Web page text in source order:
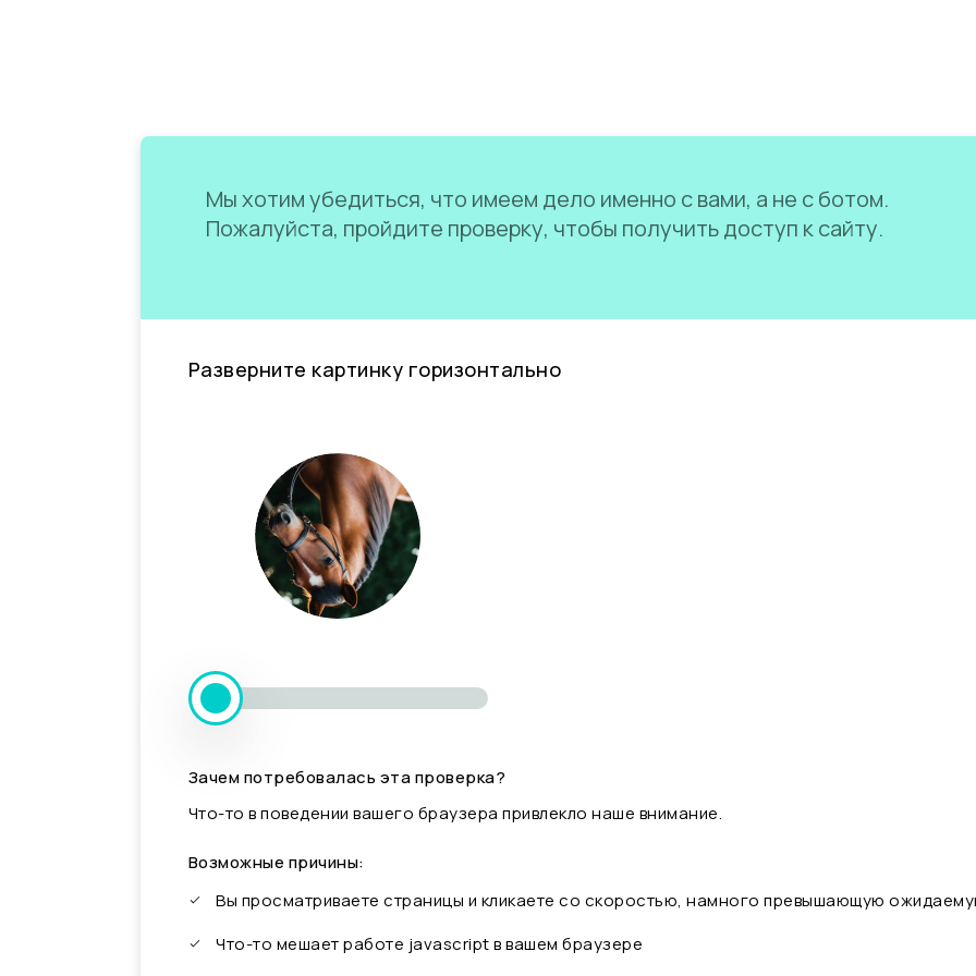
Мы хотим убедиться, что имеем дело именно с вами, а не с ботом.
Пожалуйста, пройдите проверку, чтобы получить доступ к сайту.
Разверните картинку горизонтально
Зачем потребовалась эта проверка?
Что-то в поведении вашего браузера привлекло наше внимание.
Возможные причины:
Вы просматриваете страницы и кликаете со скоростью, намного превышающую
Что-то мешает работе javascript в вашем браузере